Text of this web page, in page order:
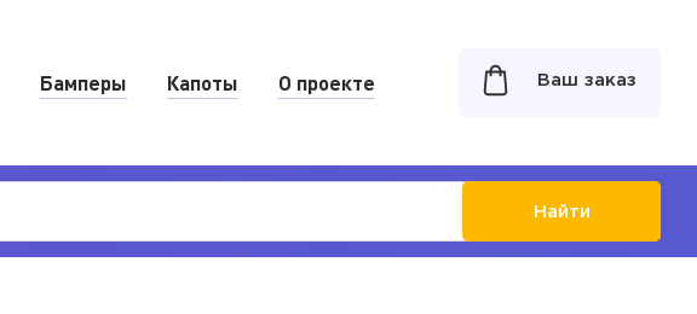
Бамперы Капоты О проекте Ваш заказ
Найти